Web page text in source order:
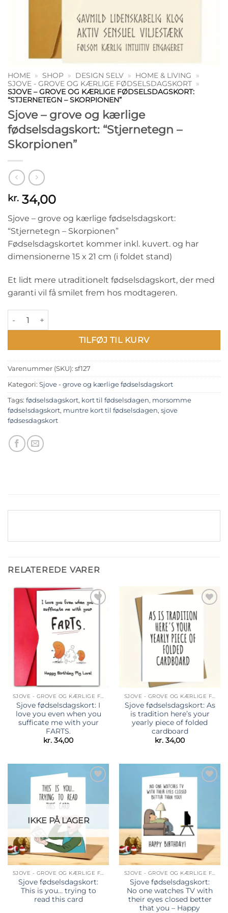
HOME » SHOP » DESIGN SELV » HOME & LIVING
»
SJOVE - GROVE OG KÆRLIGE FØDSELSDAGSKORT »
SJOVE – GROVE OG KÆRLIGE FØDSELSDAGSKORT:
“STJERNETEGN – SKORPIONEN”
Sjove – grove og kærlige
fødselsdagskort: “Stjernetegn –
Skorpionen”
kr. 34,00
Sjove – grove og kærlige fødselsdagskort:
“Stjernetegn – Skorpionen”
Fødselsdagskortet kommer inkl. kuvert. og har
dimensionerne 15 x 21 cm (i foldet stand)
Et lidt mere utraditionelt fødselsdagskort, der med
garanti vil få smilet frem hos modtageren.
Sjove - grove og kærlige fødselsdagskort: "Stjernetegn -
TILFØJ TIL KURV
Varenummer (SKU): sf127
Kategori: Sjove - grove og kærlige fødselsdagskort
Tags: fødselsdagskort, kort til fødselsdagen, morsomme
fødselsdagskort, muntre kort til fødselsdagen, sjove
fødsesdagskort
RELATEREDE VARER
Tilføj til
ønskeliste
SJOVE - GROVE OG KÆRLIGE FØDSELSDAGSKORT
Sjove fødselsdagskort: I
love you even when you
sufficate me with your
FARTS.
kr. 34,00
Tilføj til
ønskeliste
SJOVE - GROVE OG KÆRLIGE FØDSELSDAGSKORT
Sjove fødselsdagskort: As
is tradition here’s your
yearly piece of folded
cardboard
kr. 34,00
ønskeliste
IKKE PÅ LAGER
SJOVE - GROVE OG KÆRLIGE FØDSELSDAGSKORT
Sjove fødselsdagskort:
This is you… trying to
read this card
SJOVE - GROVE OG KÆRLIGE FØDSELSDAGSKORT
Sjove fødselsdagskort:
No one watches TV with
their eyes closed better
that you – Happy